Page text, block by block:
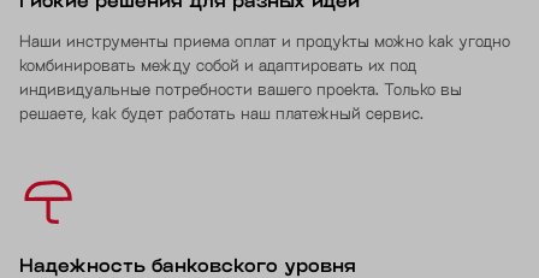
Наши инструменты приема оплат и продукты можно как угодно
комбинировать между собой и адаптировать их под
индивидуальные потребности вашего проекта. Только вы
решаете, как будет работать наш платежный сервис.
Надежность банковского уровня